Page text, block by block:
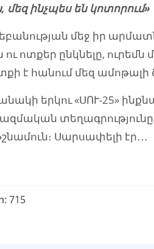
մեզ ինչպես են կոտորում»
մեջ իր
ոտքեր ընկնելը, ուրեմն
է հանում մեզ ամոթալի
երկու «ՍՈՒ-25»
ռազմական
Սարսափելի էր․․․
715